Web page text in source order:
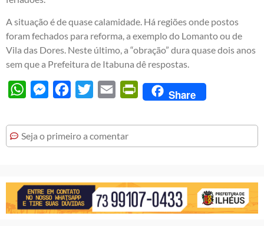
A situação é de quase calamidade. Há regiões onde postos
foram fechados para reforma, a exemplo do Lomanto ou de
Vila das Dores. Neste último, a “obração” dura quase dois anos
sem que a Prefeitura de Itabuna dê respostas.
WhatsAppMessengerFacebook
Twitter Email PrintFriendly
Share
Seja o primeiro a comentar